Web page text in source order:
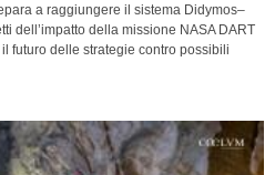
a raggiungere il sistema Didymos–
dell’impatto della missione NASA DART
futuro delle strategie contro possibili